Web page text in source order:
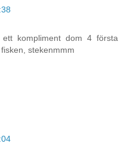
kompliment dom 4 första
stekenmmm